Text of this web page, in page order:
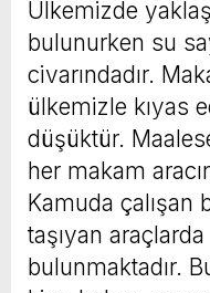
Ülkemizde
bulunurken su
civarındadır.
ülkemizle kıyas
düşüktür.
her makam
Kamuda çalışan
taşıyan
bulunmaktadır.